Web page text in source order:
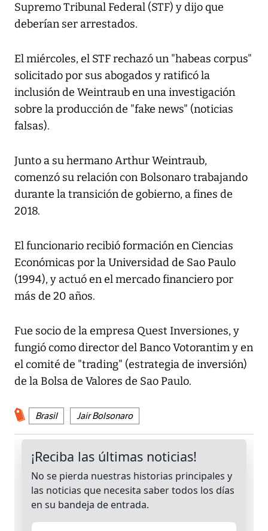
Supremo Tribunal Federal (STF) y dijo que
deberían ser arrestados.
El miércoles, el STF rechazó un "habeas corpus"
solicitado por sus abogados y ratificó la
inclusión de Weintraub en una investigación
sobre la producción de "fake news" (noticias
falsas).
Junto a su hermano Arthur Weintraub,
comenzó su relación con Bolsonaro trabajando
durante la transición de gobierno, a fines de
2018.
El funcionario recibió formación en Ciencias
Económicas por la Universidad de Sao Paulo
(1994), y actuó en el mercado financiero por
más de 20 años.
Fue socio de la empresa Quest Inversiones, y
fungió como director del Banco Votorantim y en
el comité de "trading" (estrategia de inversión)
de la Bolsa de Valores de Sao Paulo.
Brasil Jair Bolsonaro